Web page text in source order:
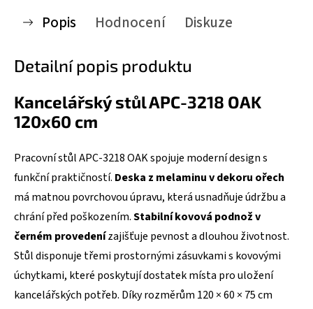
Popis Hodnocení Diskuze
Detailní popis produktu
Kancelářský stůl APC-3218 OAK
120x60 cm
Pracovní stůl APC-3218 OAK spojuje moderní design s
funkční praktičností. Deska z melaminu v dekoru ořech
má matnou povrchovou úpravu, která usnadňuje údržbu a
chrání před poškozením.Stabilní kovová podnož v
černém provedenízajišťuje pevnost a dlouhou životnost.
Stůl disponuje třemi prostornými zásuvkami s kovovými
úchytkami, které poskytují dostatek místa pro uložení
kancelářských potřeb. Díky rozměrům 120 × 60 × 75 cm